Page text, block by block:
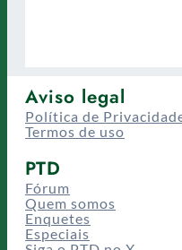
Aviso legal
Política de
Termos de uso
PTD
Fórum
Quem somos
Enquetes
Especiais